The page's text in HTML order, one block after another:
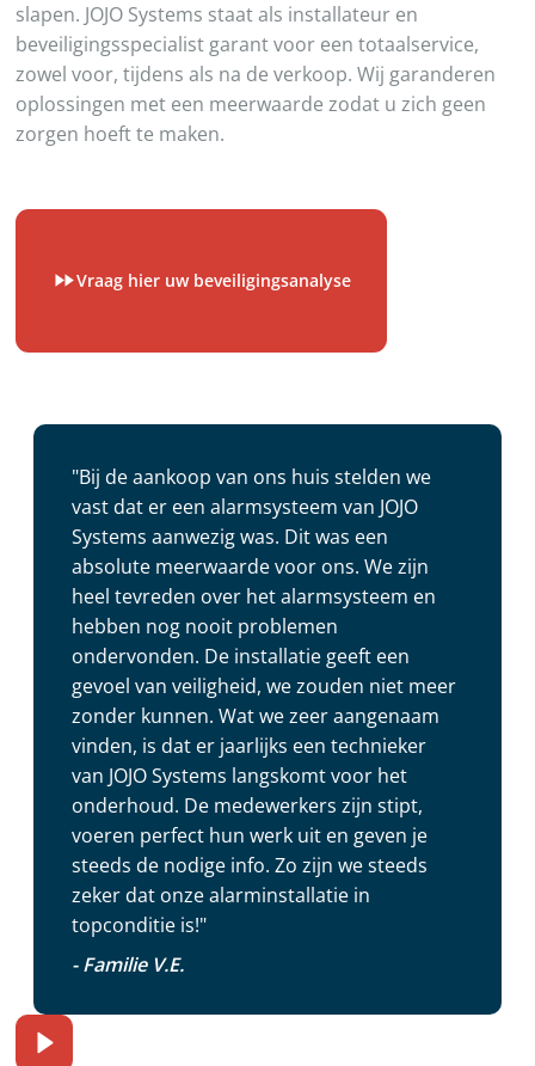
slapen. JOJO Systems staat als installateur en
beveiligingsspecialist garant voor een totaalservice,
zowel voor, tijdens als na de verkoop. Wij garanderen
oplossingen met een meerwaarde zodat u zich geen
zorgen hoeft te maken.
Vraag hier uw beveiligingsanalyse
"Bij de aankoop van ons huis stelden we
vast dat er een alarmsysteem van JOJO
Systems aanwezig was. Dit was een
absolute meerwaarde voor ons. We zijn
heel tevreden over het alarmsysteem en
hebben nog nooit problemen
ondervonden. De installatie geeft een
gevoel van veiligheid, we zouden niet meer
zonder kunnen. Wat we zeer aangenaam
vinden, is dat er jaarlijks een technieker
van JOJO Systems langskomt voor het
onderhoud. De medewerkers zijn stipt,
voeren perfect hun werk uit en geven je
steeds de nodige info. Zo zijn we steeds
zeker dat onze alarminstallatie in
topconditie is!"
- Familie V.E.